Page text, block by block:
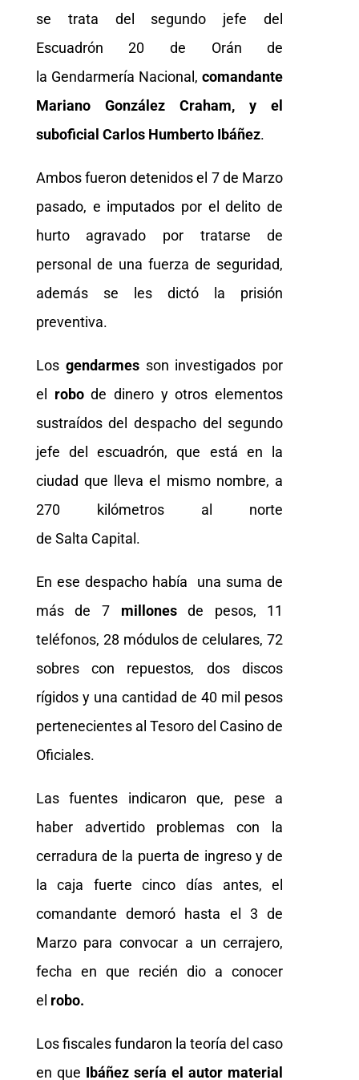
se trata del segundo jefe del
Escuadrón 20 de Orán de
la Gendarmería Nacional,comandante
Mariano González Craham, y el
suboficial Carlos Humberto Ibáñez.
Ambos fueron detenidos el 7 de Marzo
pasado, e imputados por el delito de
hurto agravado por tratarse de
personal de una fuerza de seguridad,
además se les dictó la prisión
preventiva.
Los gendarmes son investigados por
el robode dinero y otros elementos
sustraídos del despacho del segundo
jefe del escuadrón, que está en la
ciudad que lleva el mismo nombre, a
270 kilómetros al norte
de Salta Capital.
En ese despacho había una suma de
más de 7 millonesde pesos, 11
teléfonos, 28 módulos de celulares, 72
sobres con repuestos, dos discos
rígidos y una cantidad de 40 mil pesos
pertenecientes al Tesoro del Casino de
Oficiales.
Las fuentes indicaron que, pese a
haber advertido problemas con la
cerradura de la puerta de ingreso y de
la caja fuerte cinco días antes, el
comandante demoró hasta el 3 de
Marzo para convocar a un cerrajero,
fecha en que recién dio a conocer
el robo.
Los fiscales fundaron la teoría del caso
en que Ibáñez sería el autor material